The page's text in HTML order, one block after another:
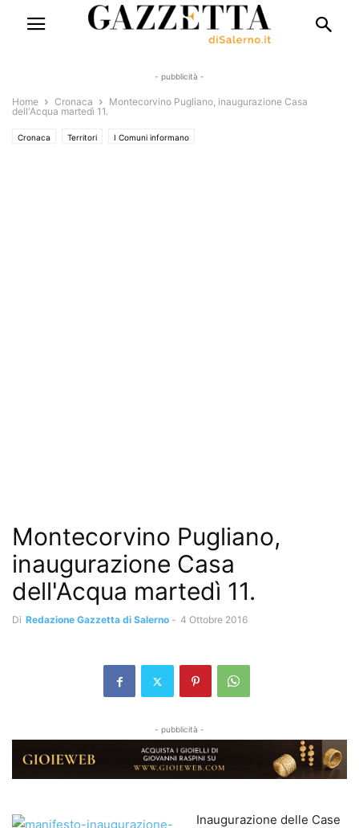
- pubblicità -
Home Cronaca
Montecorvino Pugliano, inaugurazione Casa
dell'Acqua martedì 11.
Cronaca Territori I Comuni informano
Montecorvino Pugliano,
inaugurazione Casa
dell'Acqua martedì 11.
Di Redazione Gazzetta di Salerno - 4 Ottobre 2016
- pubblicità -
Inaugurazione delle Case